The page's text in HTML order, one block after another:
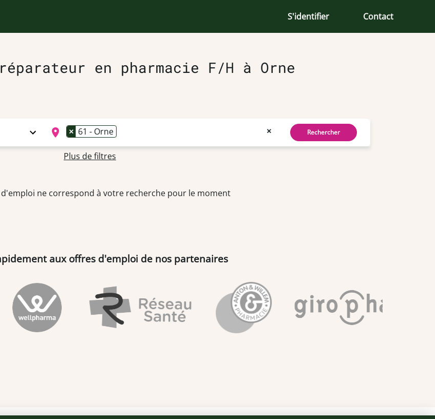
S'identifier Contact
en pharmacie F/H à Orne
×
× 61 - Orne Rechercher
Plus de filtres
ne correspond à votre recherche pour le moment
aux offres d'emploi de nos partenaires